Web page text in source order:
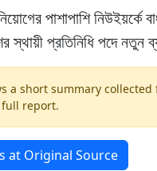
পাশাপাশি নিউইয়র্কে
স্থায়ী প্রতিনিধি পদে
a short summary
report.
at Original Source